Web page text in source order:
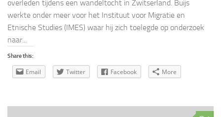
overleden tijdens een wandeltocht in Zwitserland. Buijs
werkte onder meer voor het Instituut voor Migratie en
Etnische Studies (IMES) waar hij zich toelegde op onderzoek
naar...
Share this:
Email Twitter Facebook More